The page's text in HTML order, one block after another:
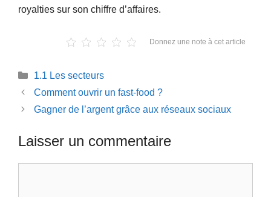
royalties sur son chiffre d’affaires.
Donnez une note à cet article
Catégories
1.1 Les secteurs
Comment ouvrir un fast-food ?
Gagner de l’argent grâce aux réseaux sociaux
Laisser un commentaire